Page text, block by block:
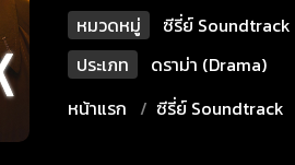
หมวดหมู่
ซีรี่ย์ Soundtrack
ประเภท
ดราม่า (Drama)
หน้าแรก
ซีรี่ย์ Soundtrack